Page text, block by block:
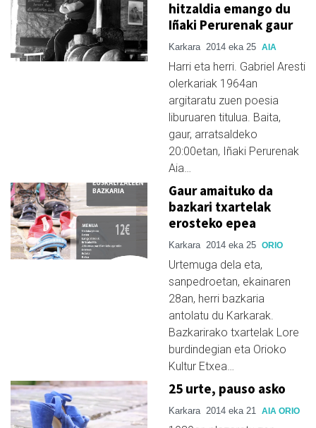
hitzaldia emango du
Iñaki Perurenak gaur
Karkara 2014 eka 25 AIA
Harri eta herri. Gabriel Aresti
olerkariak 1964an
argitaratu zuen poesia
liburuaren titulua. Baita,
gaur, arratsaldeko
20:00etan, Iñaki Perurenak
Aia…
Gaur amaituko da
bazkari txartelak
erosteko epea
Karkara 2014 eka 25 ORIO
Urtemuga dela eta,
sanpedroetan, ekainaren
28an, herri bazkaria
antolatu du Karkarak.
Bazkarirako txartelak Lore
burdindegian eta Orioko
Kultur Etxea…
25 urte, pauso asko
Karkara 2014 eka 21 AIA ORIO